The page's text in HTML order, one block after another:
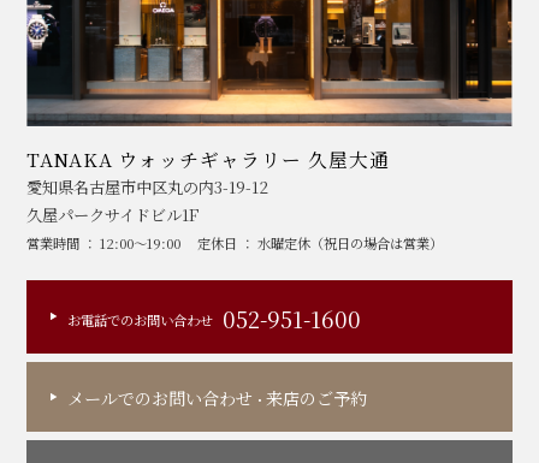
TANAKA ウォッチギャラリー 久屋大通
愛知県名古屋市中区丸の内3-19-12
久屋パークサイドビル1F
営業時間 ： 12:00～19:00 定休日 ： 水曜定休（祝日の場合は営業）
お電話でのお問い合わせ 052-951-1600
メールでのお問い合わせ ・来店のご予約